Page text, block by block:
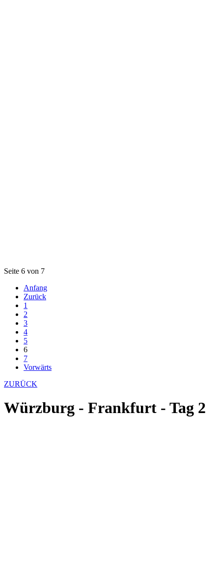
Seite 6 von 7
Anfang
Zurück
1
2
3
4
5
6
7
Vorwärts
ZURÜCK
Würzburg - Frankfurt - Tag 2